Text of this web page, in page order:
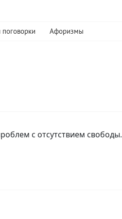
Афоризмы
с отсутствием свободы.